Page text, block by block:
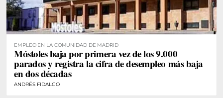
EMPLEO EN LA COMUNIDAD DE MADRID
Móstoles baja por primera vez de los 9.000
parados y registra la cifra de desempleo más baja
en dos décadas
ANDRÉS FIDALGO